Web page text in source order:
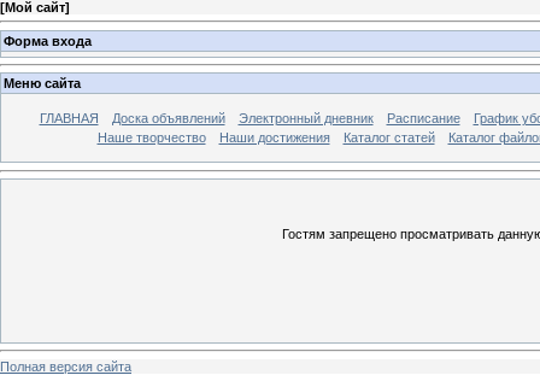
[Мой сайт]
Форма входа
Меню сайта
ГЛАВНАЯ Доска объявлений Электронный дневник Расписание
График
Наше творчество
Наши достижения Каталог статей Каталог
Гостям запрещено просматривать
Полная версия сайта